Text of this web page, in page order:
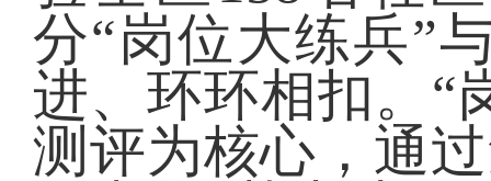
分“岗位大练兵”
进、环环相扣。“
测评为核心，通